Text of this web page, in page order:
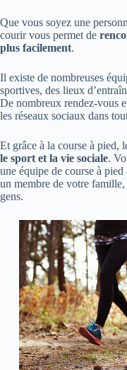
Que vous soyez une
courir vous permet de
plus facilement.
Il existe de nombreuses
sportives, des lieux
De nombreux rendez-vous
les réseaux sociaux dans
Et grâce à la course à pied,
le sport et la vie sociale.
une équipe de course à
un membre de votre famille,
gens.